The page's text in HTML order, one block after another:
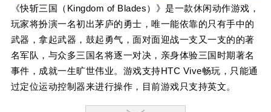
《快斩三国（Kingdom of Blades）》是一款休闲动作游戏，
玩家将扮演一名初出茅庐的勇士，唯一能依靠的只有手中的
武器，拿起武器，鼓起勇气，面对面迎战一支又一支的的著
名军队，与众多三国名将逐一对决，亲身体验三国时期著名
事件，成就一生旷世伟业。游戏支持HTC Vive畅玩，只能通
过定位运动控制器来进行操作，目前游戏只支持英文。